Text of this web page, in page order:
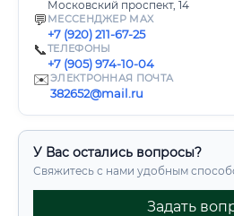
Московский проспект, 14
💬 МЕССЕНДЖЕР MAX
+7 (920) 211-67-25
📞ТЕЛЕФОНЫ
+7 (905) 974-10-04
✉️ЭЛЕКТРОННАЯ ПОЧТА
382652@mail.ru
У Вас остались вопросы?
Свяжитесь с нами удобным
Задать